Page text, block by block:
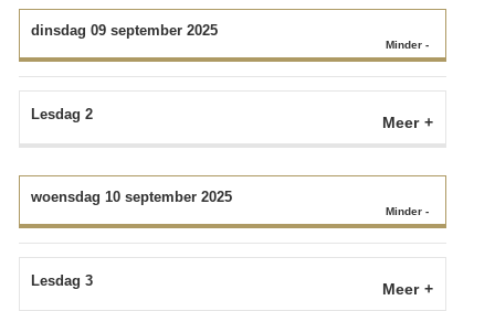
dinsdag 09 september 2025
Lesdag 2 Meer
woensdag 10 september 2025
Lesdag 3 Meer